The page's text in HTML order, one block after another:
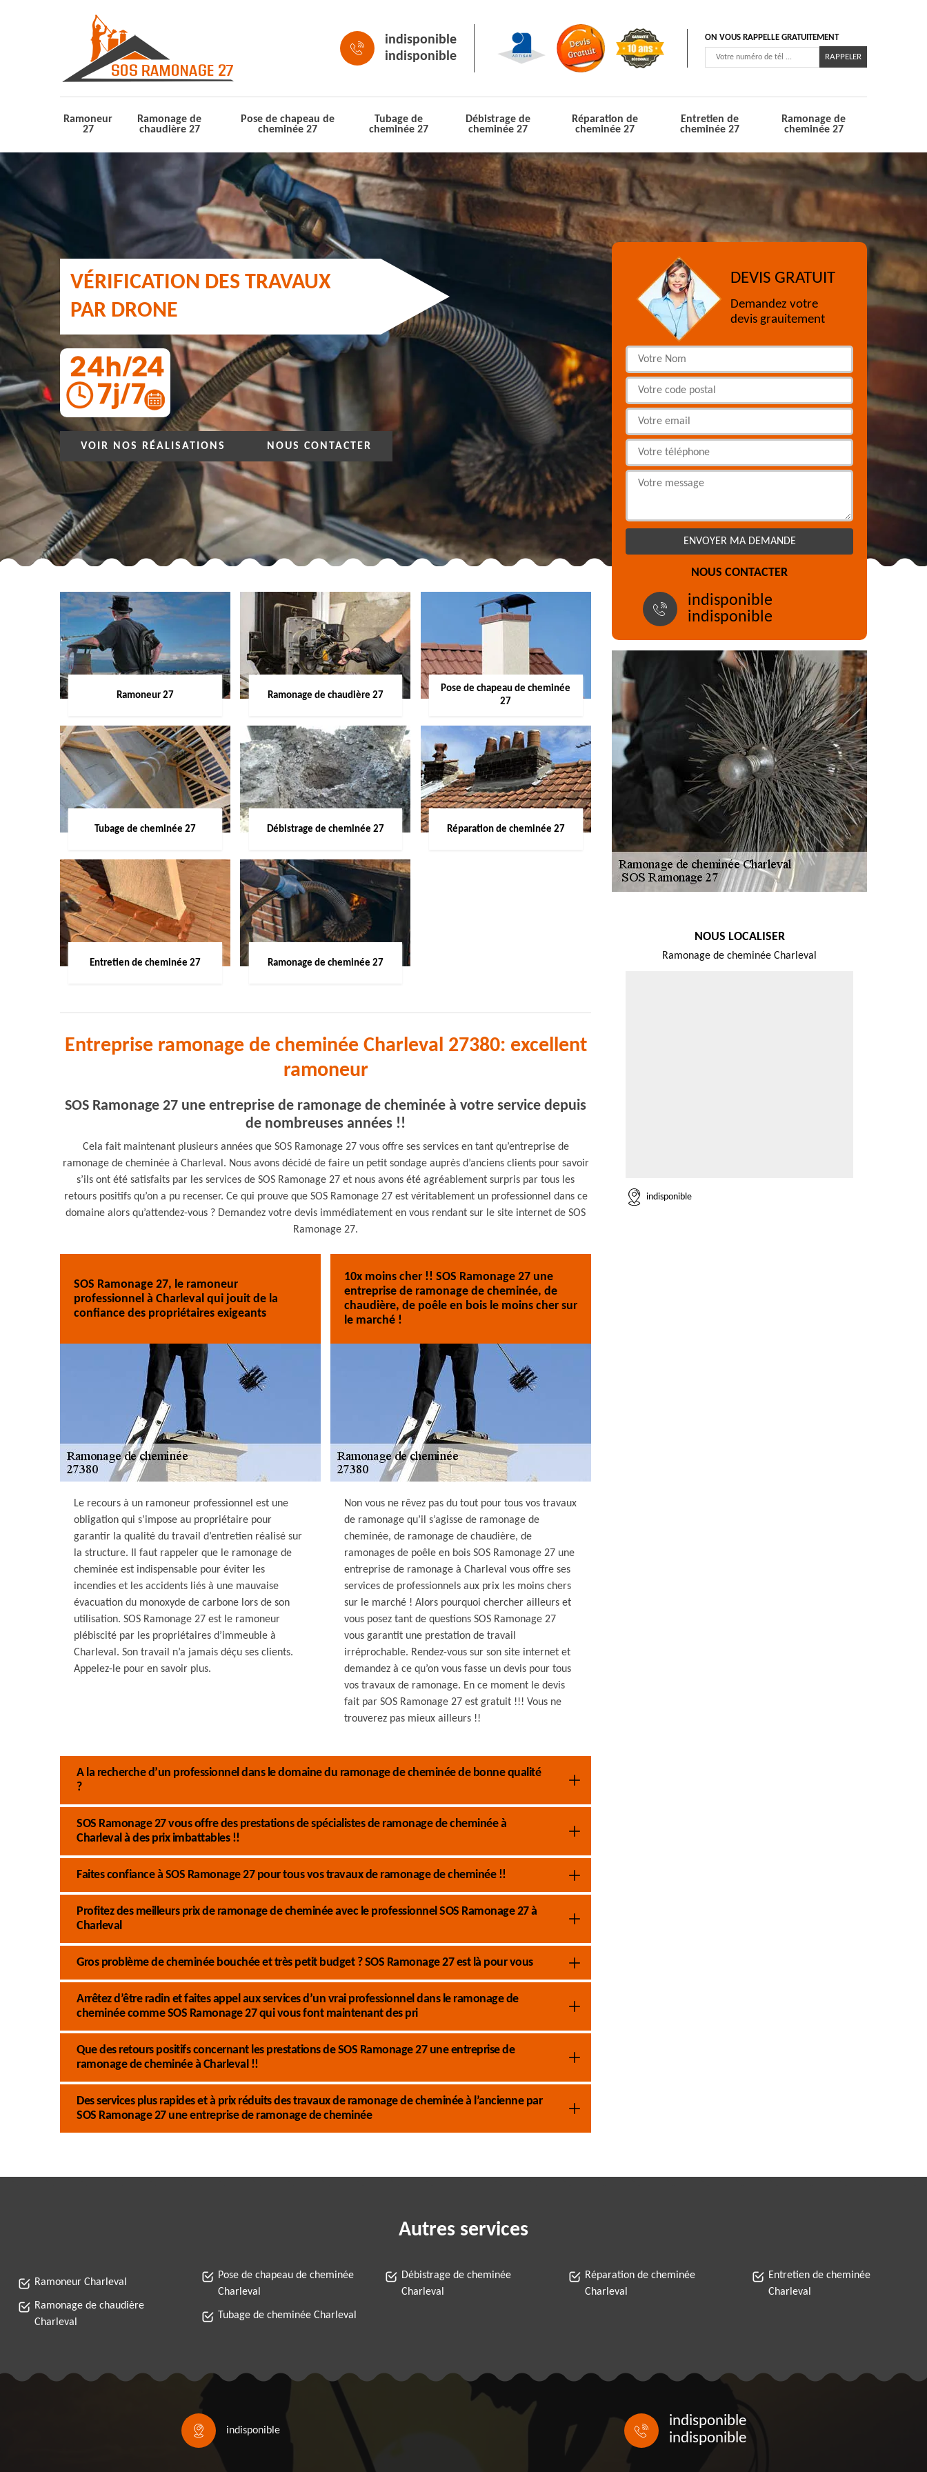
indisponible
indisponible
ON VOUS RAPPELLE GRATUITEMENT
Ramoneur
27
Ramonage de
chaudière 27
Pose de chapeau de
cheminée 27
Tubage de
cheminée 27
Débistrage de
cheminée 27
Réparation de
cheminée 27
Entretien de
cheminée 27
Ramonage de
cheminée 27
VÉRIFICATION DES TRAVAUX
PAR DRONE
VOIR NOS RÉALISATIONS NOUS CONTACTER
Ramoneur 27 Ramonage de chaudière 27
Pose de chapeau de cheminée
27
Tubage de cheminée 27 Débistrage de cheminée 27 Réparation de cheminée 27
Entretien de cheminée 27 Ramonage de cheminée 27
Entreprise ramonage de cheminée Charleval 27380: excellent
ramoneur
SOS Ramonage 27 une entreprise de ramonage de cheminée à votre service depuis
de nombreuses années !!
Cela fait maintenant plusieurs années que SOS Ramonage 27 vous offre ses services en tant qu’entreprise de
ramonage de cheminée à Charleval. Nous avons décidé de faire un petit sondage auprès d’anciens clients pour savoir
s’ils ont été satisfaits par les services de SOS Ramonage 27 et nous avons été agréablement surpris par tous les
retours positifs qu’on a pu recenser. Ce qui prouve que SOS Ramonage 27 est véritablement un professionnel dans ce
domaine alors qu’attendez-vous ? Demandez votre devis immédiatement en vous rendant sur le site internet de SOS
Ramonage 27.
SOS Ramonage 27, le ramoneur
professionnel à Charleval qui jouit de la
confiance des propriétaires exigeants
Le recours à un ramoneur professionnel est une
obligation qui s’impose au propriétaire pour
garantir la qualité du travail d’entretien réalisé sur
la structure. Il faut rappeler que le ramonage de
cheminée est indispensable pour éviter les
incendies et les accidents liés à une mauvaise
évacuation du monoxyde de carbone lors de son
utilisation. SOS Ramonage 27 est le ramoneur
plébiscité par les propriétaires d’immeuble à
Charleval. Son travail n’a jamais déçu ses clients.
Appelez-le pour en savoir plus.
10x moins cher !! SOS Ramonage 27 une
entreprise de ramonage de cheminée, de
chaudière, de poêle en bois le moins cher sur
le marché !
Non vous ne rêvez pas du tout pour tous vos travaux
de ramonage qu’il s’agisse de ramonage de
cheminée, de ramonage de chaudière, de
ramonages de poêle en bois SOS Ramonage 27 une
entreprise de ramonage à Charleval vous offre ses
services de professionnels aux prix les moins chers
sur le marché ! Alors pourquoi chercher ailleurs et
vous posez tant de questions SOS Ramonage 27
vous garantit une prestation de travail
irréprochable. Rendez-vous sur son site internet et
demandez à ce qu’on vous fasse un devis pour tous
vos travaux de ramonage. En ce moment le devis
fait par SOS Ramonage 27 est gratuit !!! Vous ne
trouverez pas mieux ailleurs !!
A la recherche d’un professionnel dans le domaine du ramonage de cheminée de bonne qualité
?
SOS Ramonage 27 vous offre des prestations de spécialistes de ramonage de cheminée à
Charleval à des prix imbattables !!
Faites confiance à SOS Ramonage 27 pour tous vos travaux de ramonage de cheminée !!
Profitez des meilleurs prix de ramonage de cheminée avec le professionnel SOS Ramonage 27 à
Charleval
Gros problème de cheminée bouchée et très petit budget ? SOS Ramonage 27 est là pour vous
Arrêtez d’être radin et faites appel aux services d’un vrai professionnel dans le ramonage de
cheminée comme SOS Ramonage 27 qui vous font maintenant des pri
Que des retours positifs concernant les prestations de SOS Ramonage 27 une entreprise de
ramonage de cheminée à Charleval !!
Des services plus rapides et à prix réduits des travaux de ramonage de cheminée à l’ancienne par
SOS Ramonage 27 une entreprise de ramonage de cheminée
DEVIS GRATUIT
Demandez votre
devis grauitement
NOUS CONTACTER
indisponible
indisponible
NOUS LOCALISER
Ramonage de cheminée Charleval
indisponible
Autres services
Ramoneur Charleval
Ramonage de chaudière
Charleval
Pose de chapeau de cheminée
Charleval
Tubage de cheminée Charleval
Débistrage de cheminée
Charleval
Réparation de cheminée
Charleval
Entretien de cheminée
Charleval
indisponible
indisponible
indisponible